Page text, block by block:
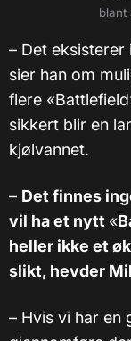
blant
– Det
sier han om
flere
sikkert blir en
kjølvannet.
– Det finnes
vil ha et nytt «
heller ikke et
slikt, hevder
– Hvis vi har en